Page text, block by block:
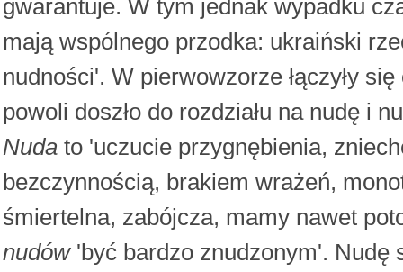
gwarantuje. W tym jednak wypadku
mają wspólnego przodka: ukraiński
nudności'. W pierwowzorze łączyły
powoli doszło do rozdziału na nudę i
Nuda to 'uczucie przygnębienia,
bezczynnością, brakiem wrażeń,
śmiertelna, zabójcza, mamy nawet
nudów'być bardzo znudzonym'. Nudę